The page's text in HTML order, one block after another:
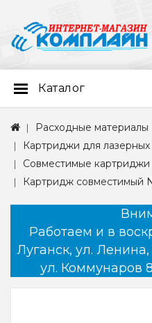
Каталог
Расходные материалы
Картриджи для
Совместимые картриджи
Картридж совместимый
Работаем и в
Луганск, ул. Ленина,
ул. Коммунаров